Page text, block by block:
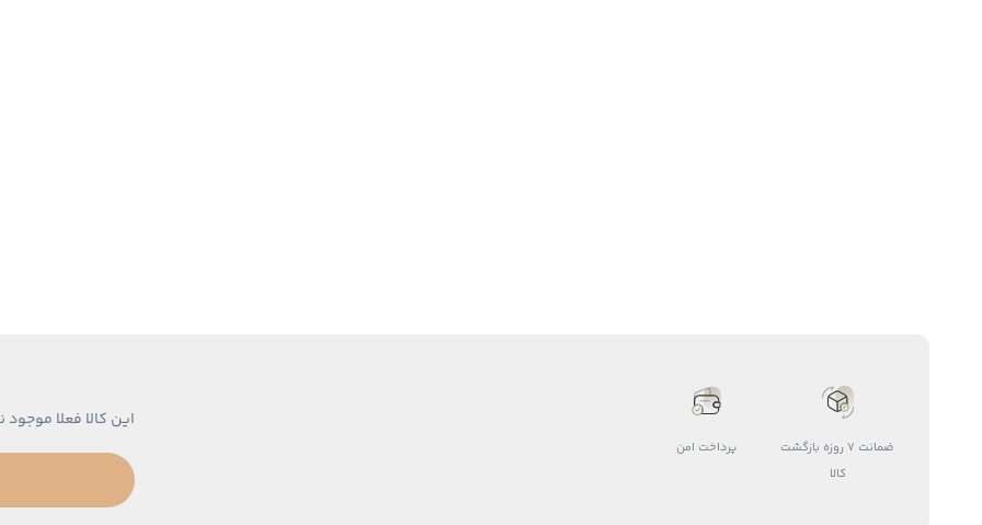
ضمانت 7 روزه بازگشت
کالا
پرداخت امن
این کالا فعلا